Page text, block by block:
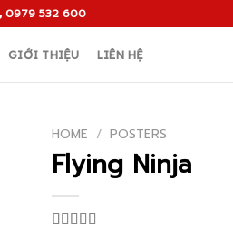
0979 532 600
GIỚI THIỆU LIÊN HỆ
HOME / POSTERS
Flying Ninja